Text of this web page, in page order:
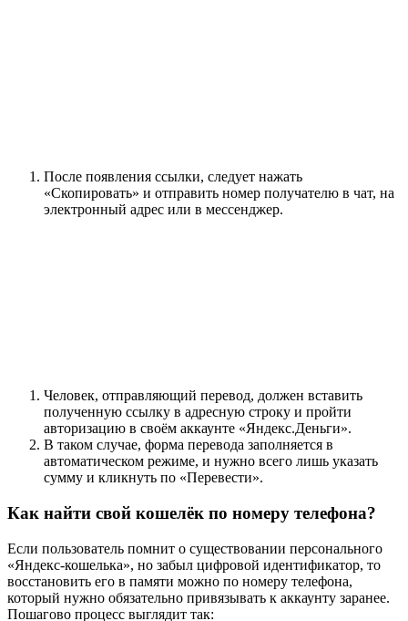
После появления ссылки, следует нажать
«Скопировать» и отправить номер получателю в чат, на
электронный адрес или в мессенджер.
Человек, отправляющий перевод, должен вставить
полученную ссылку в адресную строку и пройти
авторизацию в своём аккаунте «Яндекс.Деньги».
В таком случае, форма перевода заполняется в
автоматическом режиме, и нужно всего лишь указать
сумму и кликнуть по «Перевести».
Как найти свой кошелёк по номеру телефона?
Если пользователь помнит о существовании персонального
«Яндекс-кошелька», но забыл цифровой идентификатор, то
восстановить его в памяти можно по номеру телефона,
который нужно обязательно привязывать к аккаунту заранее.
Пошагово процесс выглядит так: